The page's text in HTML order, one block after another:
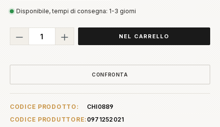
Disponibile, tempi di consegna: 1-3 giorni
Quantità del prodotto: inserisci la
NEL CARRELLO
CONFRONTA
CODICE PRODOTTO:
CHI0889
CODICE PRODUTTORE: 0971252021